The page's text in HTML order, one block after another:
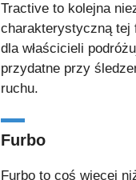
Tractive to kolejna
charakterystyczną tej
dla właścicieli
przydatne przy
ruchu.
Furbo
Furbo to coś więcej